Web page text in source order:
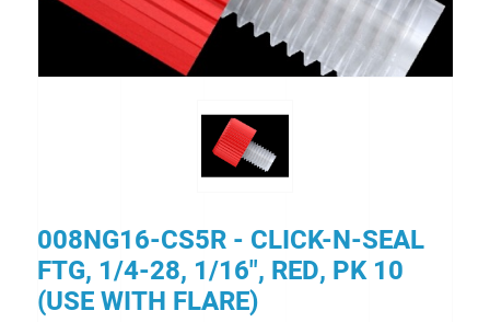
008NG16-CS5R - CLICK-N-SEAL
FTG, 1/4-28, 1/16", RED, PK 10
(USE WITH FLARE)